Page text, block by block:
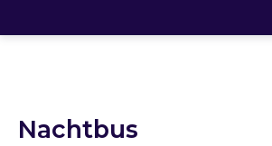
Nachtbus